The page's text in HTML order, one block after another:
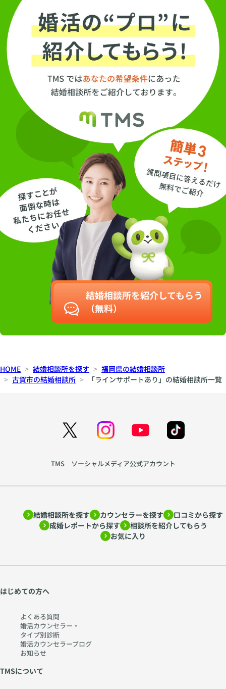
結婚相談所を紹介してもらう
（無料）
HOME 結婚相談所を探す
福岡県の結婚相談所
古賀市の結婚相談所
「ラインサポートあり」の結婚相談所一覧
TMS ソーシャルメディア公式アカウント
結婚相談所を探す カウンセラーを探す
口コミから探す
成婚レポートから探す
相談所を紹介してもらう
お気に入り
はじめての方へ
よくある質問
婚活カウンセラー・
タイプ別診断
婚活カウンセラーブログ
お知らせ
TMSについて